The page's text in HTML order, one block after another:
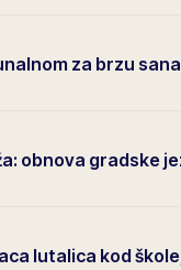
za brzu
obnova gradske
lutalica kod